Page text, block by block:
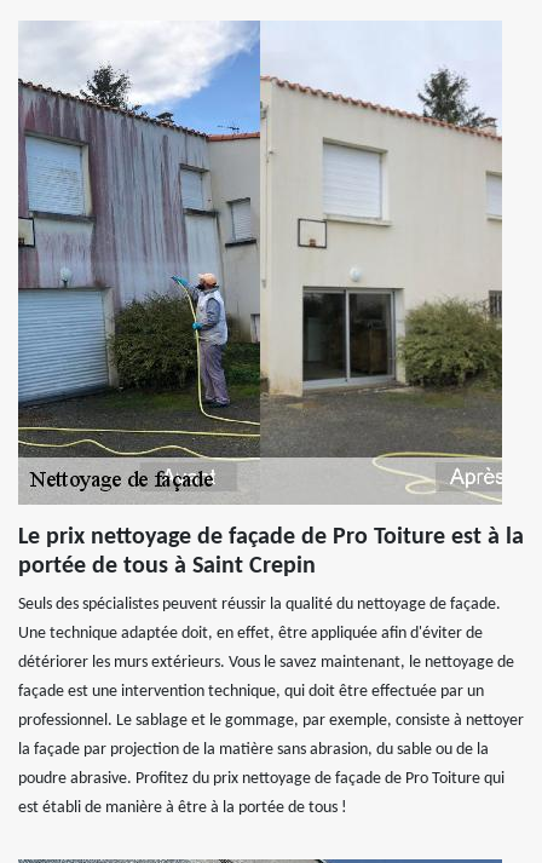
Le prix nettoyage de façade de Pro Toiture est à la
portée de tous à Saint Crepin
Seuls des spécialistes peuvent réussir la qualité du nettoyage de façade.
Une technique adaptée doit, en effet, être appliquée afin d'éviter de
détériorer les murs extérieurs. Vous le savez maintenant, le nettoyage de
façade est une intervention technique, qui doit être effectuée par un
professionnel. Le sablage et le gommage, par exemple, consiste à nettoyer
la façade par projection de la matière sans abrasion, du sable ou de la
poudre abrasive. Profitez du prix nettoyage de façade de Pro Toiture qui
est établi de manière à être à la portée de tous !